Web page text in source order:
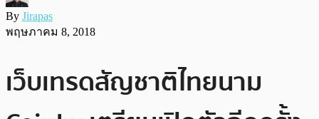
By Jirapas
พฤษภาคม 8, 2018
เว็บเทรดสัญชาติไทยนาม